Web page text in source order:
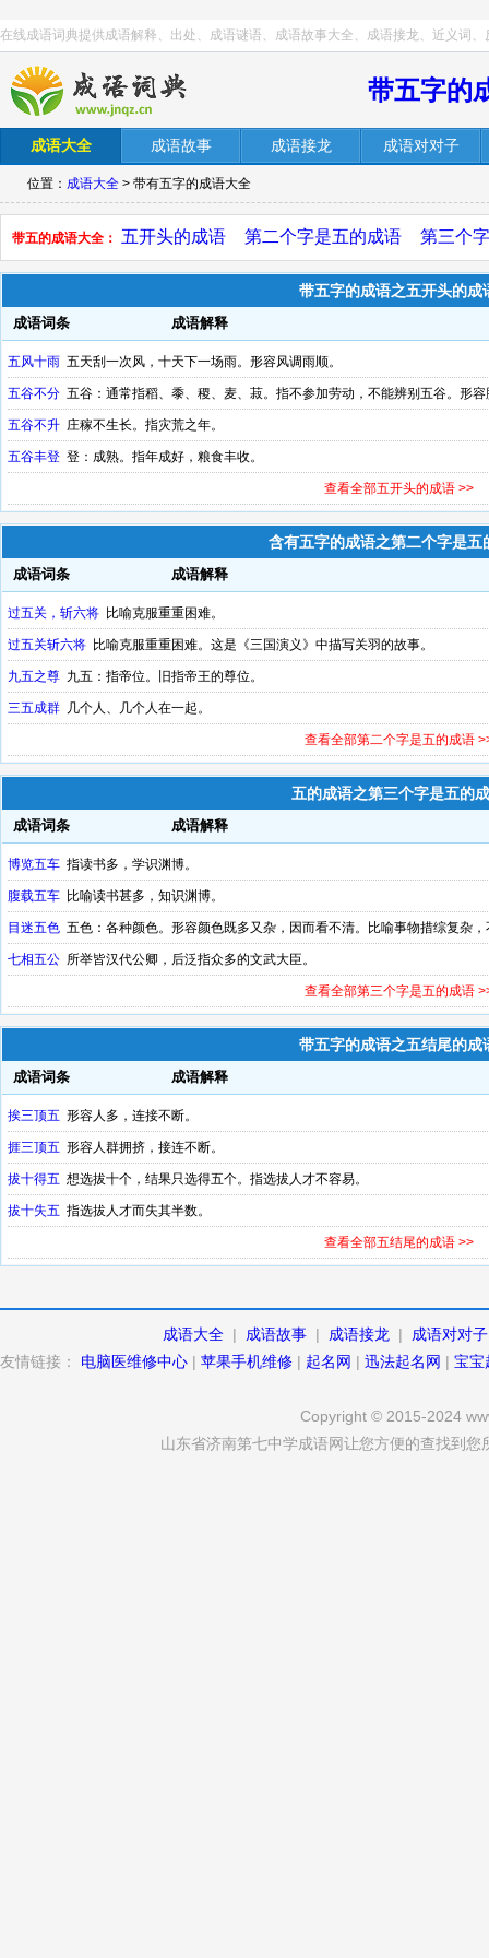
在线成语词典提供成语解释、出处、成语谜语、成语故事大全、成语接龙、近义词、
带五字的
成语大全 成语故事 成语接龙 成语对对子
位置： 成语大全 > 带有五字的成语大全
带五的成语大全： 五开头的成语 第二个字是五的成语 第三个
带五字的成语之五开头的成
成语词条 成语解释
五风十雨 五天刮一次风，十天下一场雨。形容风调雨顺。
五谷不分 五谷：通常指稻、黍、稷、麦、菽。指不参加劳动，不能辨别五谷。形
五谷不升 庄稼不生长。指灾荒之年。
五谷丰登 登：成熟。指年成好，粮食丰收。
查看全部五开头的成语 >>
含有五字的成语之第二个字是五
成语词条 成语解释
过五关，斩六将 比喻克服重重困难。
过五关斩六将 比喻克服重重困难。这是《三国演义》中描写关羽的故事。
九五之尊 九五：指帝位。旧指帝王的尊位。
三五成群 几个人、几个人在一起。
查看全部第二个字是五的成语
五的成语之第三个字是五的
成语词条 成语解释
博览五车 指读书多，学识渊博。
腹载五车 比喻读书甚多，知识渊博。
目迷五色 五色：各种颜色。形容颜色既多又杂，因而看不清。比喻事物措综复杂
七相五公 所举皆汉代公卿，后泛指众多的文武大臣。
查看全部第三个字是五的成语
带五字的成语之五结尾的成
成语词条 成语解释
挨三顶五 形容人多，连接不断。
捱三顶五 形容人群拥挤，接连不断。
拔十得五 想选拔十个，结果只选得五个。指选拔人才不容易。
拔十失五 指选拔人才而失其半数。
查看全部五结尾的成语 >>
成语大全 | 成语故事 | 成语接龙 |
成语对对子
友情链接：
电脑医维修中心 | 苹果手机维修 | 起名网 | 迅法起名网 | 宝宝
Copyright © 2015-2024
山东省济南第七中学成语网让您方便的查找到您